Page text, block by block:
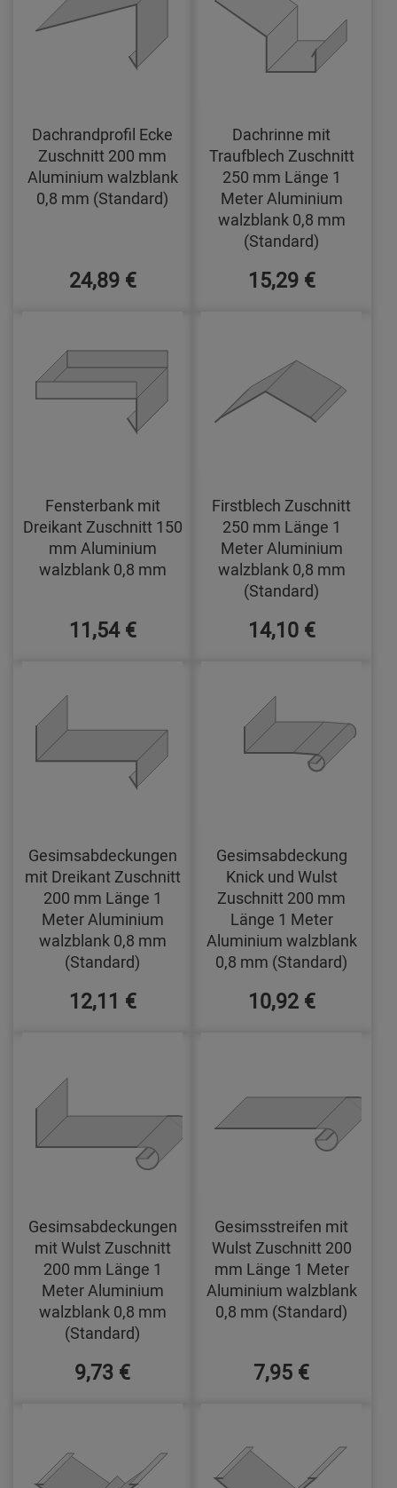
Dachrandprofil Ecke
Zuschnitt 200 mm
Aluminium walzblank
0,8 mm (Standard)
24,89 €
Dachrinne mit
Traufblech Zuschnitt
250 mm Länge 1
Meter Aluminium
walzblank 0,8 mm
(Standard)
15,29 €
Fensterbank mit
Dreikant Zuschnitt 150
mm Aluminium
walzblank 0,8 mm
11,54 €
Firstblech Zuschnitt
250 mm Länge 1
Meter Aluminium
walzblank 0,8 mm
(Standard)
14,10 €
Gesimsabdeckungen
mit Dreikant Zuschnitt
200 mm Länge 1
Meter Aluminium
walzblank 0,8 mm
(Standard)
12,11 €
Gesimsabdeckung
Knick und Wulst
Zuschnitt 200 mm
Länge 1 Meter
Aluminium walzblank
0,8 mm (Standard)
10,92 €
Gesimsabdeckungen
mit Wulst Zuschnitt
200 mm Länge 1
Meter Aluminium
walzblank 0,8 mm
(Standard)
9,73 €
Gesimsstreifen mit
Wulst Zuschnitt 200
mm Länge 1 Meter
Aluminium walzblank
0,8 mm (Standard)
7,95 €